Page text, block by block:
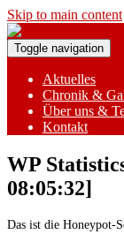
Skip to main content
Toggle navigation
Aktuelles
Chronik &
Über uns &
Kontakt
WP
08:05:32]
Das ist die Honeypot-